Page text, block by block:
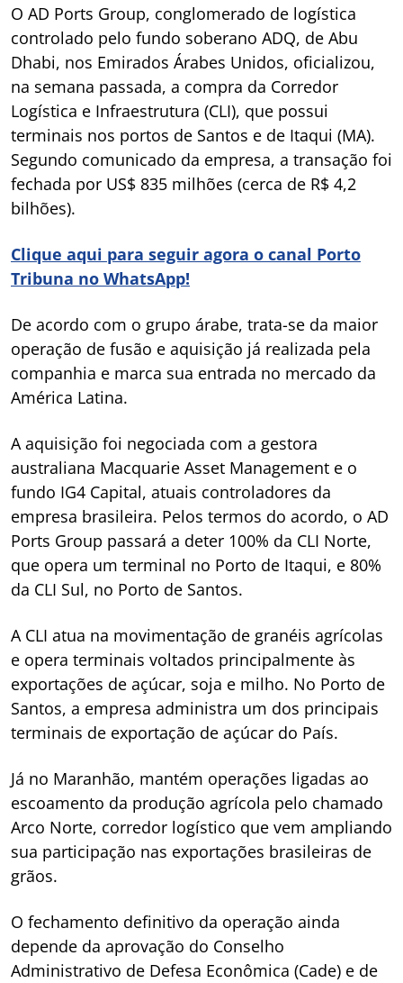
O AD Ports Group, conglomerado de logística
controlado pelo fundo soberano ADQ, de Abu
Dhabi, nos Emirados Árabes Unidos, oficializou,
na semana passada, a compra da Corredor
Logística e Infraestrutura (CLI), que possui
terminais nos portos de Santos e de Itaqui (MA).
Segundo comunicado da empresa, a transação foi
fechada por US$ 835 milhões (cerca de R$ 4,2
bilhões).
Clique aqui para seguir agora o canal Porto
Tribuna no WhatsApp!
De acordo com o grupo árabe, trata-se da maior
operação de fusão e aquisição já realizada pela
companhia e marca sua entrada no mercado da
América Latina.
A aquisição foi negociada com a gestora
australiana Macquarie Asset Management e o
fundo IG4 Capital, atuais controladores da
empresa brasileira. Pelos termos do acordo, o AD
Ports Group passará a deter 100% da CLI Norte,
que opera um terminal no Porto de Itaqui, e 80%
da CLI Sul, no Porto de Santos.
A CLI atua na movimentação de granéis agrícolas
e opera terminais voltados principalmente às
exportações de açúcar, soja e milho. No Porto de
Santos, a empresa administra um dos principais
terminais de exportação de açúcar do País.
Já no Maranhão, mantém operações ligadas ao
escoamento da produção agrícola pelo chamado
Arco Norte, corredor logístico que vem ampliando
sua participação nas exportações brasileiras de
grãos.
O fechamento definitivo da operação ainda
depende da aprovação do Conselho
Administrativo de Defesa Econômica (Cade) e de